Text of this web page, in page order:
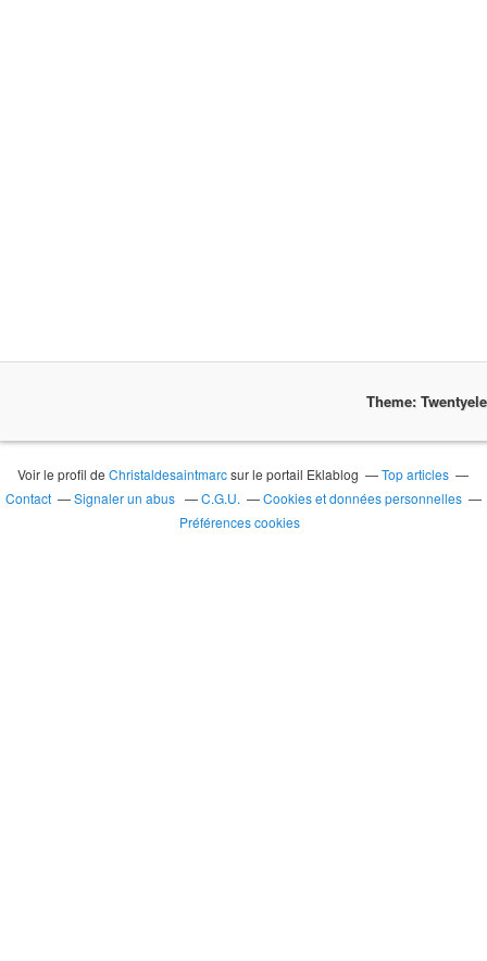
Theme:
Voir le profil deChristaldesaintmarcsur le portail Eklablog
Top articles
Contact
Signaler un abus C.G.U.
Cookies et données personnelles
Préférences cookies